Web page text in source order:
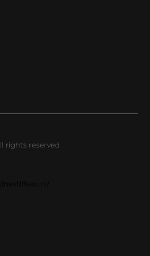
rights reserved